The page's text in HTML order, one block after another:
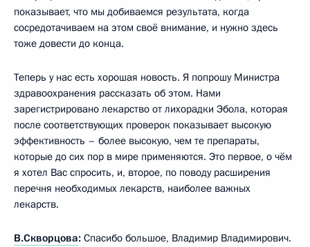
показывает, что мы добиваемся результата, когда
сосредотачиваем на этом своё внимание, и нужно здесь
тоже довести до конца.
Теперь у нас есть хорошая новость. Я попрошу Министра
здравоохранения рассказать об этом. Нами
зарегистрировано лекарство от лихорадки Эбола, которая
после соответствующих проверок показывает высокую
эффективность – более высокую, чем те препараты,
которые до сих пор в мире применяются. Это первое, о чём
я хотел Вас спросить, и, второе, по поводу расширения
перечня необходимых лекарств, наиболее важных
лекарств.
В.Скворцова: Спасибо большое, Владимир Владимирович.